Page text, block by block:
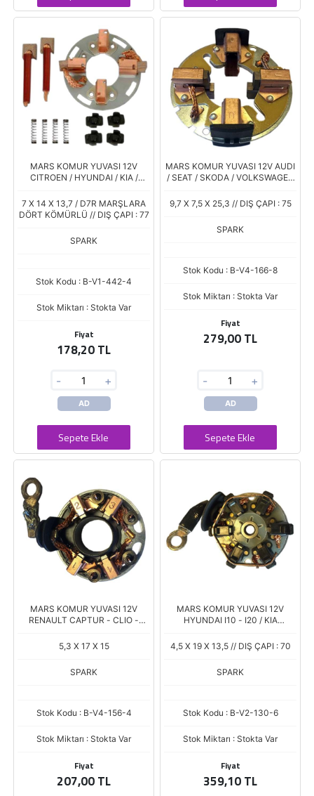
MARS KOMUR YUVASI 12V
CITROEN / HYUNDAI / KIA /
PEUGEOT / RENAULT (PSX 142-
144) (7 X 14 X 13.7)
7 X 14 X 13,7 / D7R MARŞLARA
DÖRT KÖMÜRLÜ // DIŞ ÇAPI : 77
SPARK
Stok Kodu : B-V1-442-4
Stok Miktarı : Stokta Var
Fiyat
178,20 TL
- +
AD
Sepete Ekle
MARS KOMUR YUVASI 12V AUDI
/ SEAT / SKODA / VOLKSWAGEN
9,7 X 7,5 X 25,3 // DIŞ ÇAPI : 75
SPARK
Stok Kodu : B-V4-166-8
Stok Miktarı : Stokta Var
Fiyat
279,00 TL
- +
AD
Sepete Ekle
MARS KOMUR YUVASI 12V
RENAULT CAPTUR - CLIO -
DUSTER - LOGAN - DOKKER 1.5
DCI (5.3 X 17 X 16)
5,3 X 17 X 15
SPARK
Stok Kodu : B-V4-156-4
Stok Miktarı : Stokta Var
Fiyat
207,00 TL
MARS KOMUR YUVASI 12V
HYUNDAI I10 - I20 / KIA
4,5 X 19 X 13,5 // DIŞ ÇAPI : 70
SPARK
Stok Kodu : B-V2-130-6
Stok Miktarı : Stokta Var
Fiyat
359,10 TL